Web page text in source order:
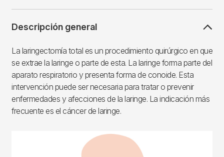
Descripción general
La laringectomía total es un procedimiento quirúrgico en que
se extrae la laringe o parte de esta. La laringe forma parte del
aparato respiratorio y presenta forma de conoide. Esta
intervención puede ser necesaria para tratar o prevenir
enfermedades y afecciones de la laringe. La indicación más
frecuente es el cáncer de laringe.